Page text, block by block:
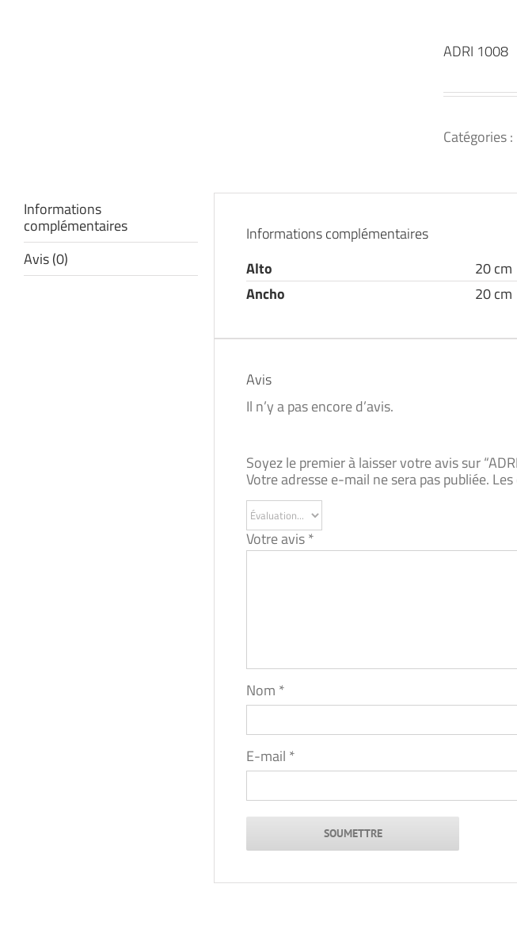
ADRI 1008
Catégories :
Informations
complémentaires
Avis (0)
Informations complémentaires
Alto
20 cm
Ancho
20 cm
Avis
Il n’y a pas encore d’avis.
Soyez le premier à laisser votre avis sur
Votre adresse e-mail ne sera pas publiée.
Votre avis*
Nom *
E-mail *